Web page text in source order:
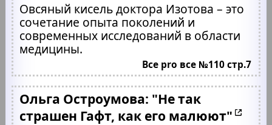
Овсяный кисель доктора Изотова – это
сочетание опыта поколений и
современных исследований в области
медицины.
Все pro все №110 стр.7
Ольга Остроумова: "Не так
страшен Гафт, как его малюют"